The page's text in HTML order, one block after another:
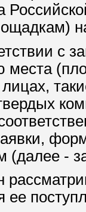
с
места
(далее -
ее